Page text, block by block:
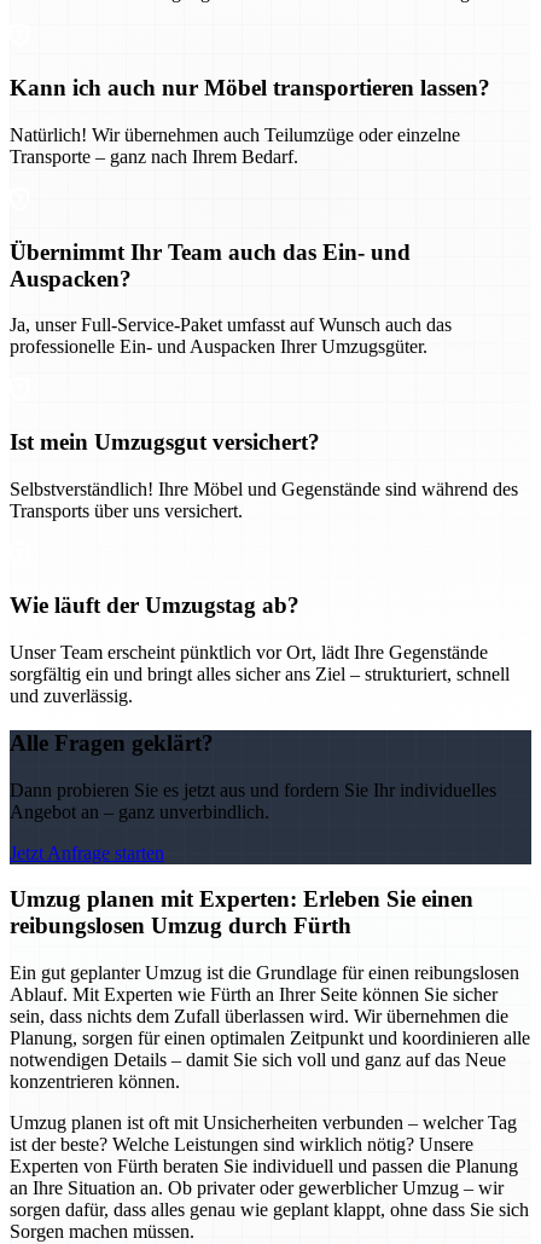
Kann ich auch nur Möbel transportieren lassen?
Natürlich! Wir übernehmen auch Teilumzüge oder einzelne
Transporte – ganz nach Ihrem Bedarf.
Übernimmt Ihr Team auch das Ein- und
Auspacken?
Ja, unser Full-Service-Paket umfasst auf Wunsch auch das
professionelle Ein- und Auspacken Ihrer Umzugsgüter.
Ist mein Umzugsgut versichert?
Selbstverständlich! Ihre Möbel und Gegenstände sind während des
Transports über uns versichert.
Wie läuft der Umzugstag ab?
Unser Team erscheint pünktlich vor Ort, lädt Ihre Gegenstände
sorgfältig ein und bringt alles sicher ans Ziel – strukturiert, schnell
und zuverlässig.
Alle Fragen geklärt?
Dann probieren Sie es jetzt aus und fordern Sie Ihr individuelles
Angebot an – ganz unverbindlich.
Jetzt Anfrage starten
Umzug planen mit Experten: Erleben Sie einen
reibungslosen Umzug durch Fürth
Ein gut geplanter Umzug ist die Grundlage für einen reibungslosen
Ablauf. Mit Experten wie Fürth an Ihrer Seite können Sie sicher
sein, dass nichts dem Zufall überlassen wird. Wir übernehmen die
Planung, sorgen für einen optimalen Zeitpunkt und koordinieren alle
notwendigen Details – damit Sie sich voll und ganz auf das Neue
konzentrieren können.
Umzug planen ist oft mit Unsicherheiten verbunden – welcher Tag
ist der beste? Welche Leistungen sind wirklich nötig? Unsere
Experten von Fürth beraten Sie individuell und passen die Planung
an Ihre Situation an. Ob privater oder gewerblicher Umzug – wir
sorgen dafür, dass alles genau wie geplant klappt, ohne dass Sie sich
Sorgen machen müssen.